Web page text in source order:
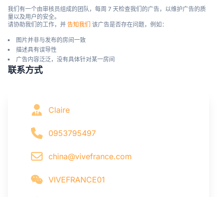
我们有一个由审核员组成的团队，每周 7 天检查我们的广告，以维护广告的质
量以及用户的安全。
请协助我们的工作，并 告知我们 该广告是否存在问题，例如：
图片并非与发布的房间一致
描述具有误导性
广告内容泛泛，没有具体针对某一房间
联系方式
Claire
0953795497
china@vivefrance.com
VIVEFRANCE01